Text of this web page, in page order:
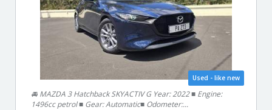
Used - like new
🚘 MAZDA 3 Hatchback SKYACTIV G Year: 2022 ■ Engine:
1496cc petrol ■ Gear: Automatic■ Odometer:...